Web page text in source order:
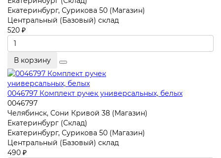
Екатеринбург, Сурикова 50 (Магазин)
Центральный (Базовый) склад
520 ₽
В корзину
0046797 Комплект ручек универсальных, белых
0046797
Челябинск, Сони Кривой 38 (Магазин)
Екатеринбург (Склад)
Екатеринбург, Сурикова 50 (Магазин)
Центральный (Базовый) склад
490 ₽